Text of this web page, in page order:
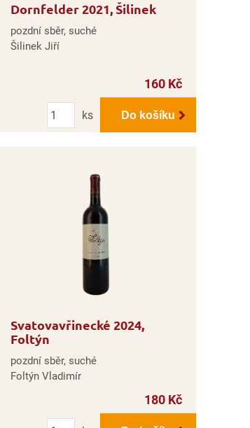
Dornfelder 2021, Šilinek
pozdní sběr, suché
Šilinek Jiří
160 Kč
Počet
ks
Do košíku
Svatovavřinecké 2024,
Foltýn
pozdní sběr, suché
Foltýn Vladimír
180 Kč
Počet